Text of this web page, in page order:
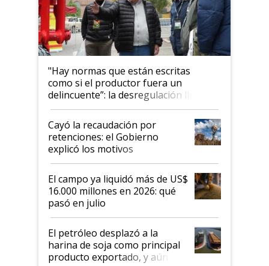
"Hay normas que están escritas
como si el productor fuera un
delincuente”: la desregulación llegó
al Congreso Aapresid y hasta se
habló del financiamiento al IPCVA
Cayó la recaudación por
retenciones: el Gobierno
explicó los motivos
El campo ya liquidó más de US$
16.000 millones en 2026: qué
pasó en julio
El petróleo desplazó a la
harina de soja como principal
producto exportado, y aún así